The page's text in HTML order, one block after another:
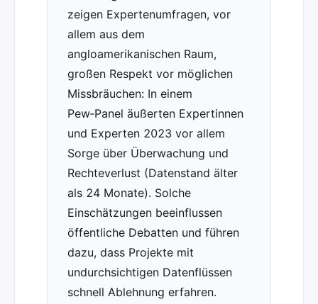
zeigen Expertenumfragen, vor
allem aus dem
angloamerikanischen Raum,
großen Respekt vor möglichen
Missbräuchen: In einem
Pew‑Panel äußerten Expertinnen
und Experten 2023 vor allem
Sorge über Überwachung und
Rechteverlust (Datenstand älter
als 24 Monate). Solche
Einschätzungen beeinflussen
öffentliche Debatten und führen
dazu, dass Projekte mit
undurchsichtigen Datenflüssen
schnell Ablehnung erfahren.